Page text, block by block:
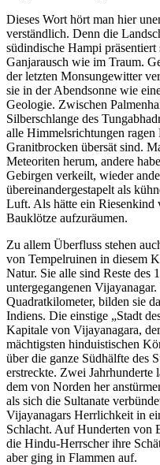
Dieses Wort hört man hier
verständlich. Denn die
südindische Hampi präsentiert
Ganjarausch wie im Traum.
der letzten Monsungewitter
sie in der Abendsonne wie
Geologie. Zwischen
Silberschlange des
alle Himmelsrichtungen ragen
Granitbrocken übersät sind.
Meteoriten herum, andere
Gebirgen verkeilt, wieder
übereinandergestapelt als
Luft. Als hätte ein Riesenkind
Bauklötze aufzuräumen.
Zu allem Überfluss stehen
von Tempelruinen in diesem
Natur. Sie alle sind Reste des
untergegangenen
Quadratkilometer, bilden sie
Indiens. Die einstige „Stadt
Kapitale von Vijayanagara,
mächtigsten hinduistischen
über die ganze Südhälfte des
erstreckte. Zwei Jahrhunderte
dem von Norden her
als sich die Sultanate
Vijayanagars Herrlichkeit in
Schlacht. Auf Hunderten von
die Hindu-Herrscher ihre
aber ging in Flammen auf.